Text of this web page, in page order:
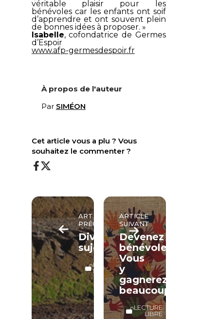
véritable plaisir pour les
bénévoles car les enfants ont soif
d’apprendre et ont souvent plein
de bonnes idées à proposer. »
Isabelle, cofondatrice de Germes
d’Espoir
www.afp-germesdespoir.fr
À propos de l'auteur
Par SIMÉON
Cet article vous a plu ? Vous
souhaitez le commenter ?
ARTICLE
PRÉCÉDENT
Divers
sujets
LECTURE
LIBRE
ARTICLE
SUIVANT
Devenez
bénévole.
Vous
y
gagnerez
beaucoup
LECTURE
LIBRE